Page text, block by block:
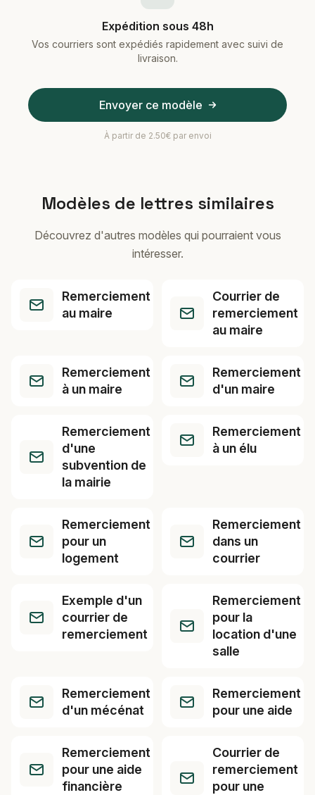
Expédition sous 48h
Vos courriers sont expédiés rapidement avec suivi de
livraison.
Envoyer ce modèle
À partir de 2.50€ par envoi
Modèles de lettres similaires
Découvrez d'autres modèles qui pourraient vous
intéresser.
Remerciement
au maire
Courrier de
remerciement
au maire
Remerciement
à un maire
Remerciement
d'un maire
Remerciement
d'une
subvention de
la mairie
Remerciement
à un élu
Remerciement
pour un
logement
Remerciement
dans un
courrier
Exemple d'un
courrier de
remerciement
Remerciement
pour la
location d'une
salle
Remerciement
d'un mécénat
Remerciement
pour une aide
Remerciement
pour une aide
financière
Courrier de
remerciement
pour une